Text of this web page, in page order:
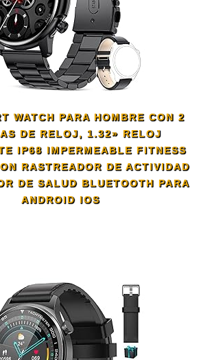
WATCH PARA HOMBRE CON 2
DE RELOJ, 1.32» RELOJ
IP68 IMPERMEABLE FITNESS
RASTREADOR DE ACTIVIDAD
DE SALUD BLUETOOTH PARA
ANDROID IOS